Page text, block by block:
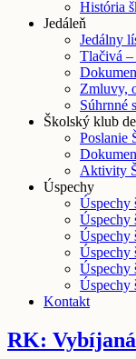
História
Jedáleň
Jedálny
Tlačivá –
Zmluvy,
Súhrnné
Školský klub
Poslanie
Aktivity
Úspechy
Úspechy
Úspechy
Úspechy
Úspechy
Úspechy
Úspechy
Kontakt
RK: